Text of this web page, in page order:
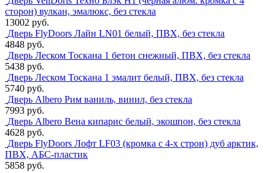
сторон) вулкан, эмалюкс, без стекла
13002 руб.
Дверь FlyDoors Лайн LN01 белый, ПВХ, без стекла
4848 руб.
Дверь Леском Тоскана 1 бетон снежный, ПВХ, без стекла
5438 руб.
Дверь Леском Тоскана 1 эмалит белый, ПВХ, без стекла
5740 руб.
Дверь Albero Рим ваниль, винил, без стекла
7993 руб.
Дверь Albero Вена кипарис белый, экошпон, без стекла
4628 руб.
Дверь FlyDoors Лофт LF03 (кромка с 4-х строн) дуб арктик,
ПВХ, АБС-пластик
5858 руб.